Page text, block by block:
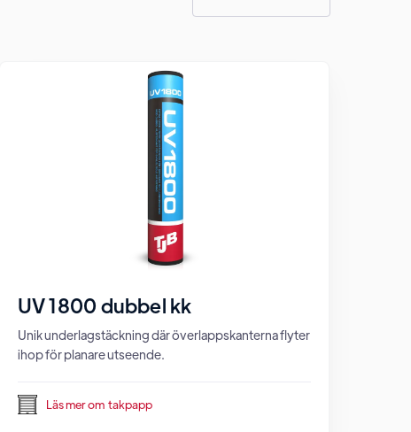
UV 1800 dubbel kk
Unik underlagstäckning där överlappskanterna flyter
ihop för planare utseende.
Läs mer om takpapp